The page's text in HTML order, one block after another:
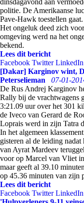
dinsdagavond aan
politie. De Amerikaanse
Pave-Hawk toestellen gaat.
Het ongeluk deed zich
omgeving werd na het
bekend.
Lees dit bericht
Facebook Twitter LinkedIn
[Dakar] Karginov wint,
Peterselieman
07-01-
De Rus Andrej Karginov
Rally bij de vrachtwagens
3:21.09 uur over het 301
de Iveco van Gerard de
Loprais werd in zijn Tatra
In het algemeen
gisteren al de leiding
van Ayrat Mardeev
voor op Marcel van Vliet
maar geeft al 39.10
op 45.36 minuten van zijn
Lees dit bericht
Facebook Twitter LinkedIn